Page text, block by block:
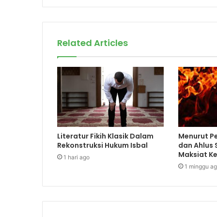
Related Articles
Literatur Fikih Klasik Dalam
Rekonstruksi Hukum Isbal
1 hari ago
Menurut
dan Ahlus
Maksiat
1 minggu